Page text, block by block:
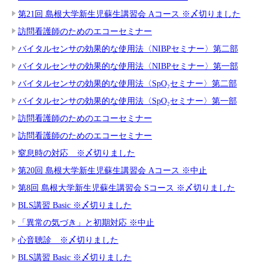
第21回 島根大学新生児蘇生講習会 Aコース ※〆切りました
訪問看護師のためのエコーセミナー
バイタルセンサの効果的な使用法〈NIBPセミナー〉第二部
バイタルセンサの効果的な使用法〈NIBPセミナー〉第一部
バイタルセンサの効果的な使用法〈SpO₂セミナー〉第二部
バイタルセンサの効果的な使用法〈SpO₂セミナー〉第一部
訪問看護師のためのエコーセミナー
訪問看護師のためのエコーセミナー
窒息時の対応 ※〆切りました
第20回 島根大学新生児蘇生講習会 Aコース ※中止
第8回 島根大学新生児蘇生講習会 Sコース ※〆切りました
BLS講習 Basic ※〆切りました
「異常の気づき」と初期対応 ※中止
心音聴診 ※〆切りました
BLS講習 Basic ※〆切りました